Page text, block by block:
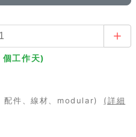
工作天)
配件、線材、modular)
(詳細